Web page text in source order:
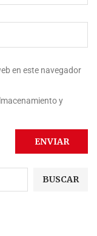
en este navegador
y
BUSCAR